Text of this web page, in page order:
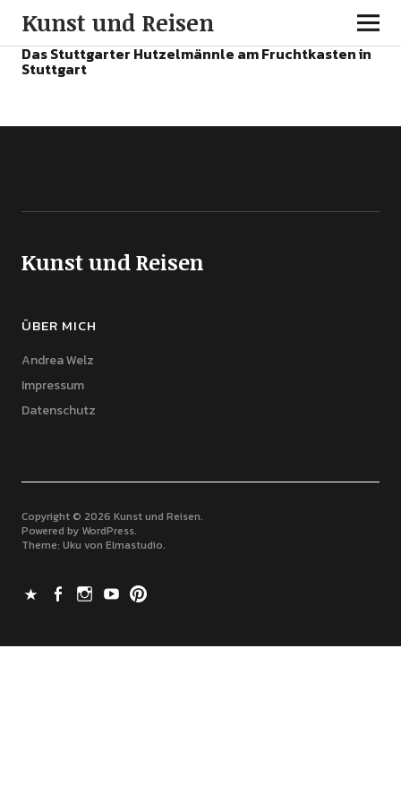
Kunst und Reisen
Das Stuttgarter Hutzelmännle am Fruchtkasten in
Stuttgart
Kunst und Reisen
ÜBER MICH
Andrea Welz
Impressum
Datenschutz
Copyright © 2026 Kunst und Reisen
Powered by WordPress
Theme: Uku von Elmastudio